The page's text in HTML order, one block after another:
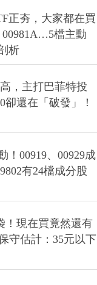
正夯，大家都在買
00981A…5檔主動
析
，主打巴菲特投
卻還在「破發」！
！00919、00929成
有24檔成分股
！現在買竟然還有
守估計：35元以下